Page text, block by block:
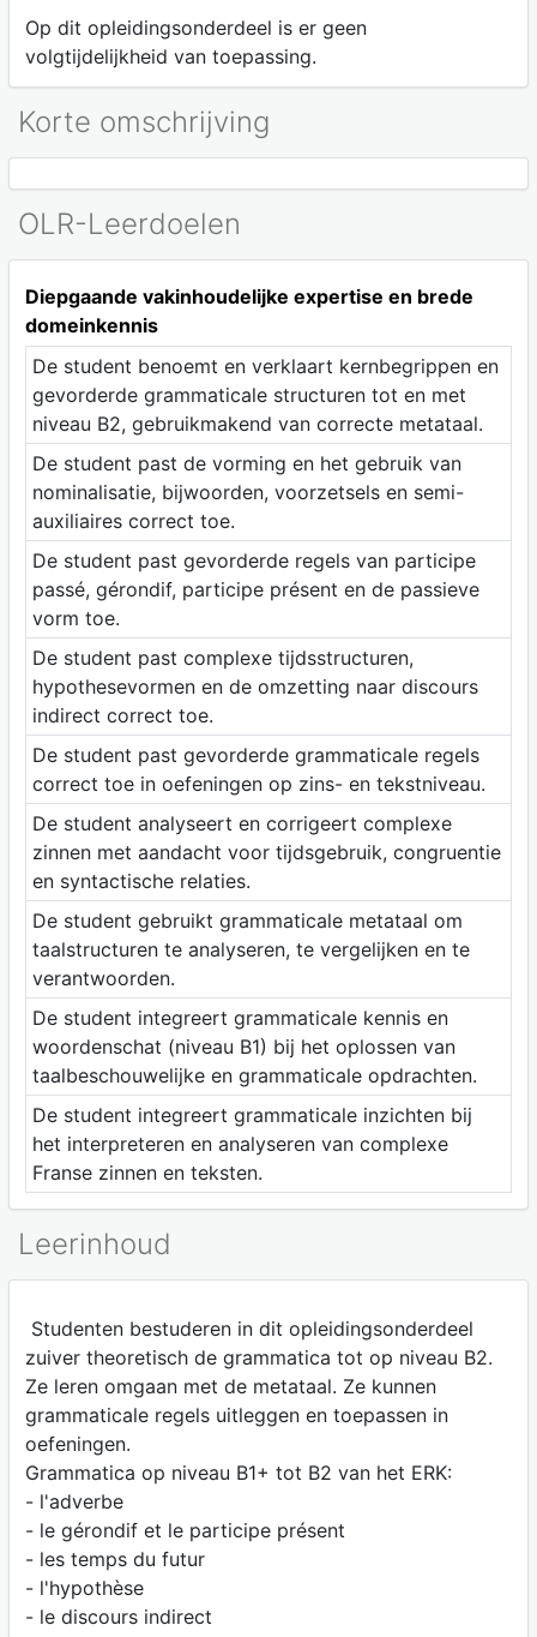
Op dit opleidingsonderdeel is er geen
volgtijdelijkheid van toepassing.
Korte omschrijving
OLR-Leerdoelen
Diepgaande vakinhoudelijke expertise en brede
domeinkennis
De student benoemt en verklaart kernbegrippen en
gevorderde grammaticale structuren tot en met
niveau B2, gebruikmakend van correcte metataal.
De student past de vorming en het gebruik van
nominalisatie, bijwoorden, voorzetsels en semi-
auxiliaires correct toe.
De student past gevorderde regels van participe
passé, gérondif, participe présent en de passieve
vorm toe.
De student past complexe tijdsstructuren,
hypothesevormen en de omzetting naar discours
indirect correct toe.
De student past gevorderde grammaticale regels
correct toe in oefeningen op zins- en tekstniveau.
De student analyseert en corrigeert complexe
zinnen met aandacht voor tijdsgebruik, congruentie
en syntactische relaties.
De student gebruikt grammaticale metataal om
taalstructuren te analyseren, te vergelijken en te
verantwoorden.
De student integreert grammaticale kennis en
woordenschat (niveau B1) bij het oplossen van
taalbeschouwelijke en grammaticale opdrachten.
De student integreert grammaticale inzichten bij
het interpreteren en analyseren van complexe
Franse zinnen en teksten.
Leerinhoud
Studenten bestuderen in dit opleidingsonderdeel
zuiver theoretisch de grammatica tot op niveau B2.
Ze leren omgaan met de metataal. Ze kunnen
grammaticale regels uitleggen en toepassen in
oefeningen.
Grammatica op niveau B1+ tot B2 van het ERK:
- l'adverbe
- le gérondif et le participe présent
- les temps du futur
- l'hypothèse
- le discours indirect